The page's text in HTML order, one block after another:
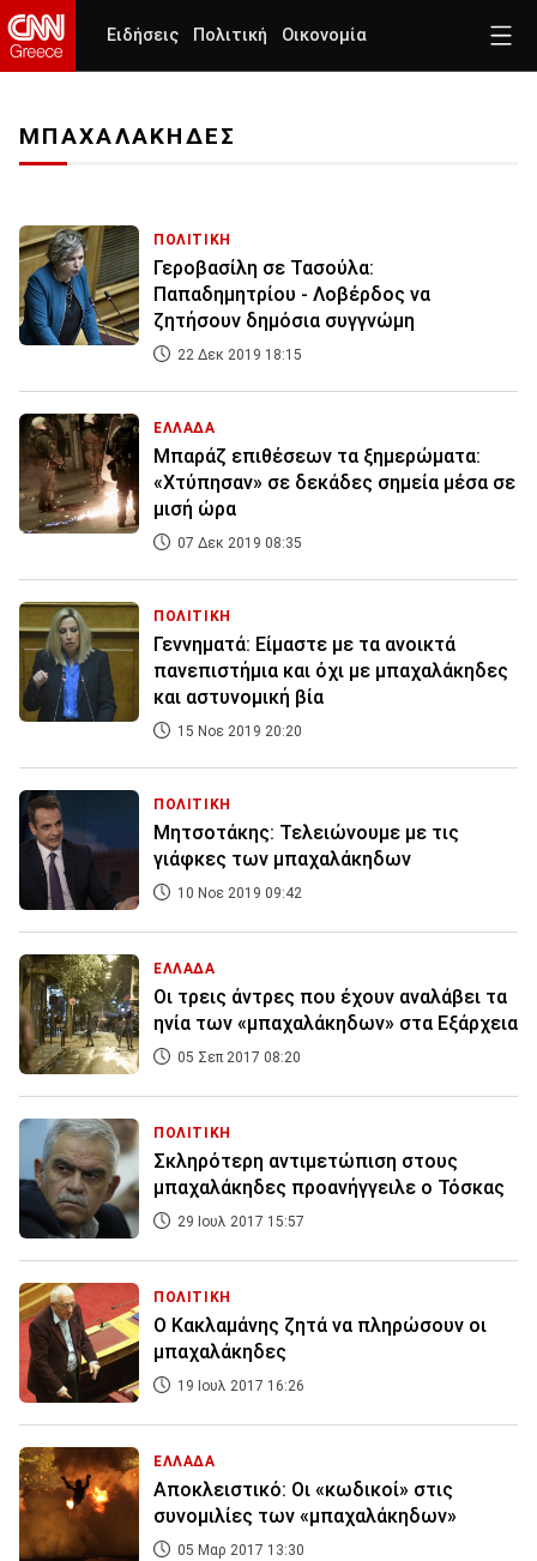
Ειδήσεις Πολιτική Οικονομία
ΜΠΑΧΑΛΑΚΗΔΕΣ
ΠΟΛΙΤΙΚΗ
Γεροβασίλη σε Τασούλα:
Παπαδημητρίου - Λοβέρδος να
ζητήσουν δημόσια συγγνώμη
22 Δεκ 2019 18:15
ΕΛΛΑΔΑ
Μπαράζ επιθέσεων τα ξημερώματα:
«Χτύπησαν» σε δεκάδες σημεία μέσα σε
μισή ώρα
07 Δεκ 2019 08:35
ΠΟΛΙΤΙΚΗ
Γεννηματά: Είμαστε με τα ανοικτά
πανεπιστήμια και όχι με μπαχαλάκηδες
και αστυνομική βία
15 Νοε 2019 20:20
ΠΟΛΙΤΙΚΗ
Μητσοτάκης: Τελειώνουμε με τις
γιάφκες των μπαχαλάκηδων
10 Νοε 2019 09:42
ΕΛΛΑΔΑ
Οι τρεις άντρες που έχουν αναλάβει τα
ηνία των «μπαχαλάκηδων» στα Εξάρχεια
05 Σεπ 2017 08:20
ΠΟΛΙΤΙΚΗ
Σκληρότερη αντιμετώπιση στους
μπαχαλάκηδες προανήγγειλε ο Τόσκας
29 Ιουλ 2017 15:57
ΠΟΛΙΤΙΚΗ
Ο Κακλαμάνης ζητά να πληρώσουν οι
μπαχαλάκηδες
19 Ιουλ 2017 16:26
ΕΛΛΑΔΑ
Αποκλειστικό: Οι «κωδικοί» στις
συνομιλίες των «μπαχαλάκηδων»
05 Μαρ 2017 13:30